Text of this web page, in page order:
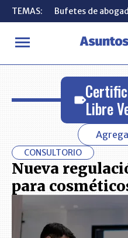
TEMAS: Bufetes de
INICIO Certificado de Libre
TEMAS: Bufetes de
Libre
CONSULTORIO
Nueva
para